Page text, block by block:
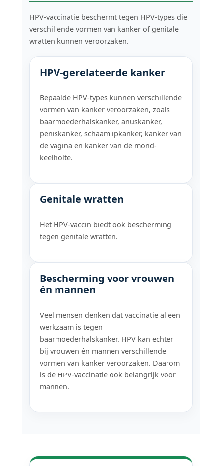
HPV-vaccinatie beschermt tegen HPV-types die
verschillende vormen van kanker of genitale
wratten kunnen veroorzaken.
HPV-gerelateerde kanker
Bepaalde HPV-types kunnen verschillende
vormen van kanker veroorzaken, zoals
baarmoederhalskanker, anuskanker,
peniskanker, schaamlipkanker, kanker van
de vagina en kanker van de mond-
keelholte.
Genitale wratten
Het HPV-vaccin biedt ook bescherming
tegen genitale wratten.
Bescherming voor vrouwen
én mannen
Veel mensen denken dat vaccinatie alleen
werkzaam is tegen
baarmoederhalskanker. HPV kan echter
bij vrouwen én mannen verschillende
vormen van kanker veroorzaken. Daarom
is de HPV-vaccinatie ook belangrijk voor
mannen.